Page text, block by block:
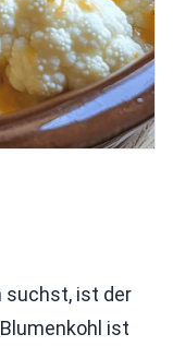
suchst, ist der
ist